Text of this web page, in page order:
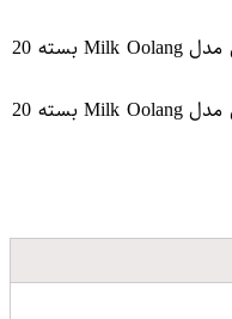
بسته دمنوش چای سبز هرمی کورتیس مدل Milk Oolang بسته 20
بسته دمنوش چای سبز هرمی کورتیس مدل Milk Oolang بسته 20